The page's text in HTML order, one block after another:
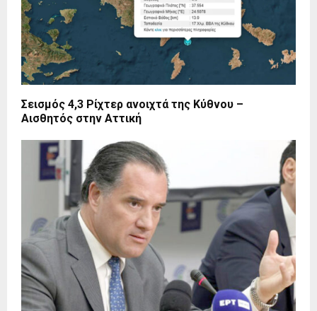
Σεισμός 4,3 Ρίχτερ ανοιχτά της Κύθνου –
Αισθητός στην Αττική